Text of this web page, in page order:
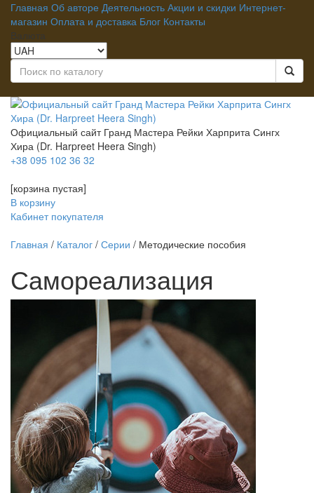
Главная Об авторе Деятельность Акции и скидки Интернет-
магазин Оплата и доставка Блог Контакты
Валюта
Официальный сайт Гранд Мастера Рейки Харприта Сингх
Хира (Dr. Harpreet Heera Singh)
+38 095 102 36 32
[корзина пустая]
В корзину
Кабинет покупателя
Главная / Каталог / Серии / Методические пособия
Самореализация